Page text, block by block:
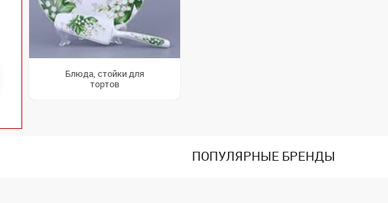
Блюда, стойки для
тортов
ПОПУЛЯРНЫЕ БРЕНДЫ